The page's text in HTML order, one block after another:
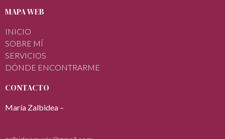
MAPA WEB
INICIO
SOBRE MÍ
SERVICIOS
DÓNDE ENCONTRARME
CONTACTO
María Zalbidea –